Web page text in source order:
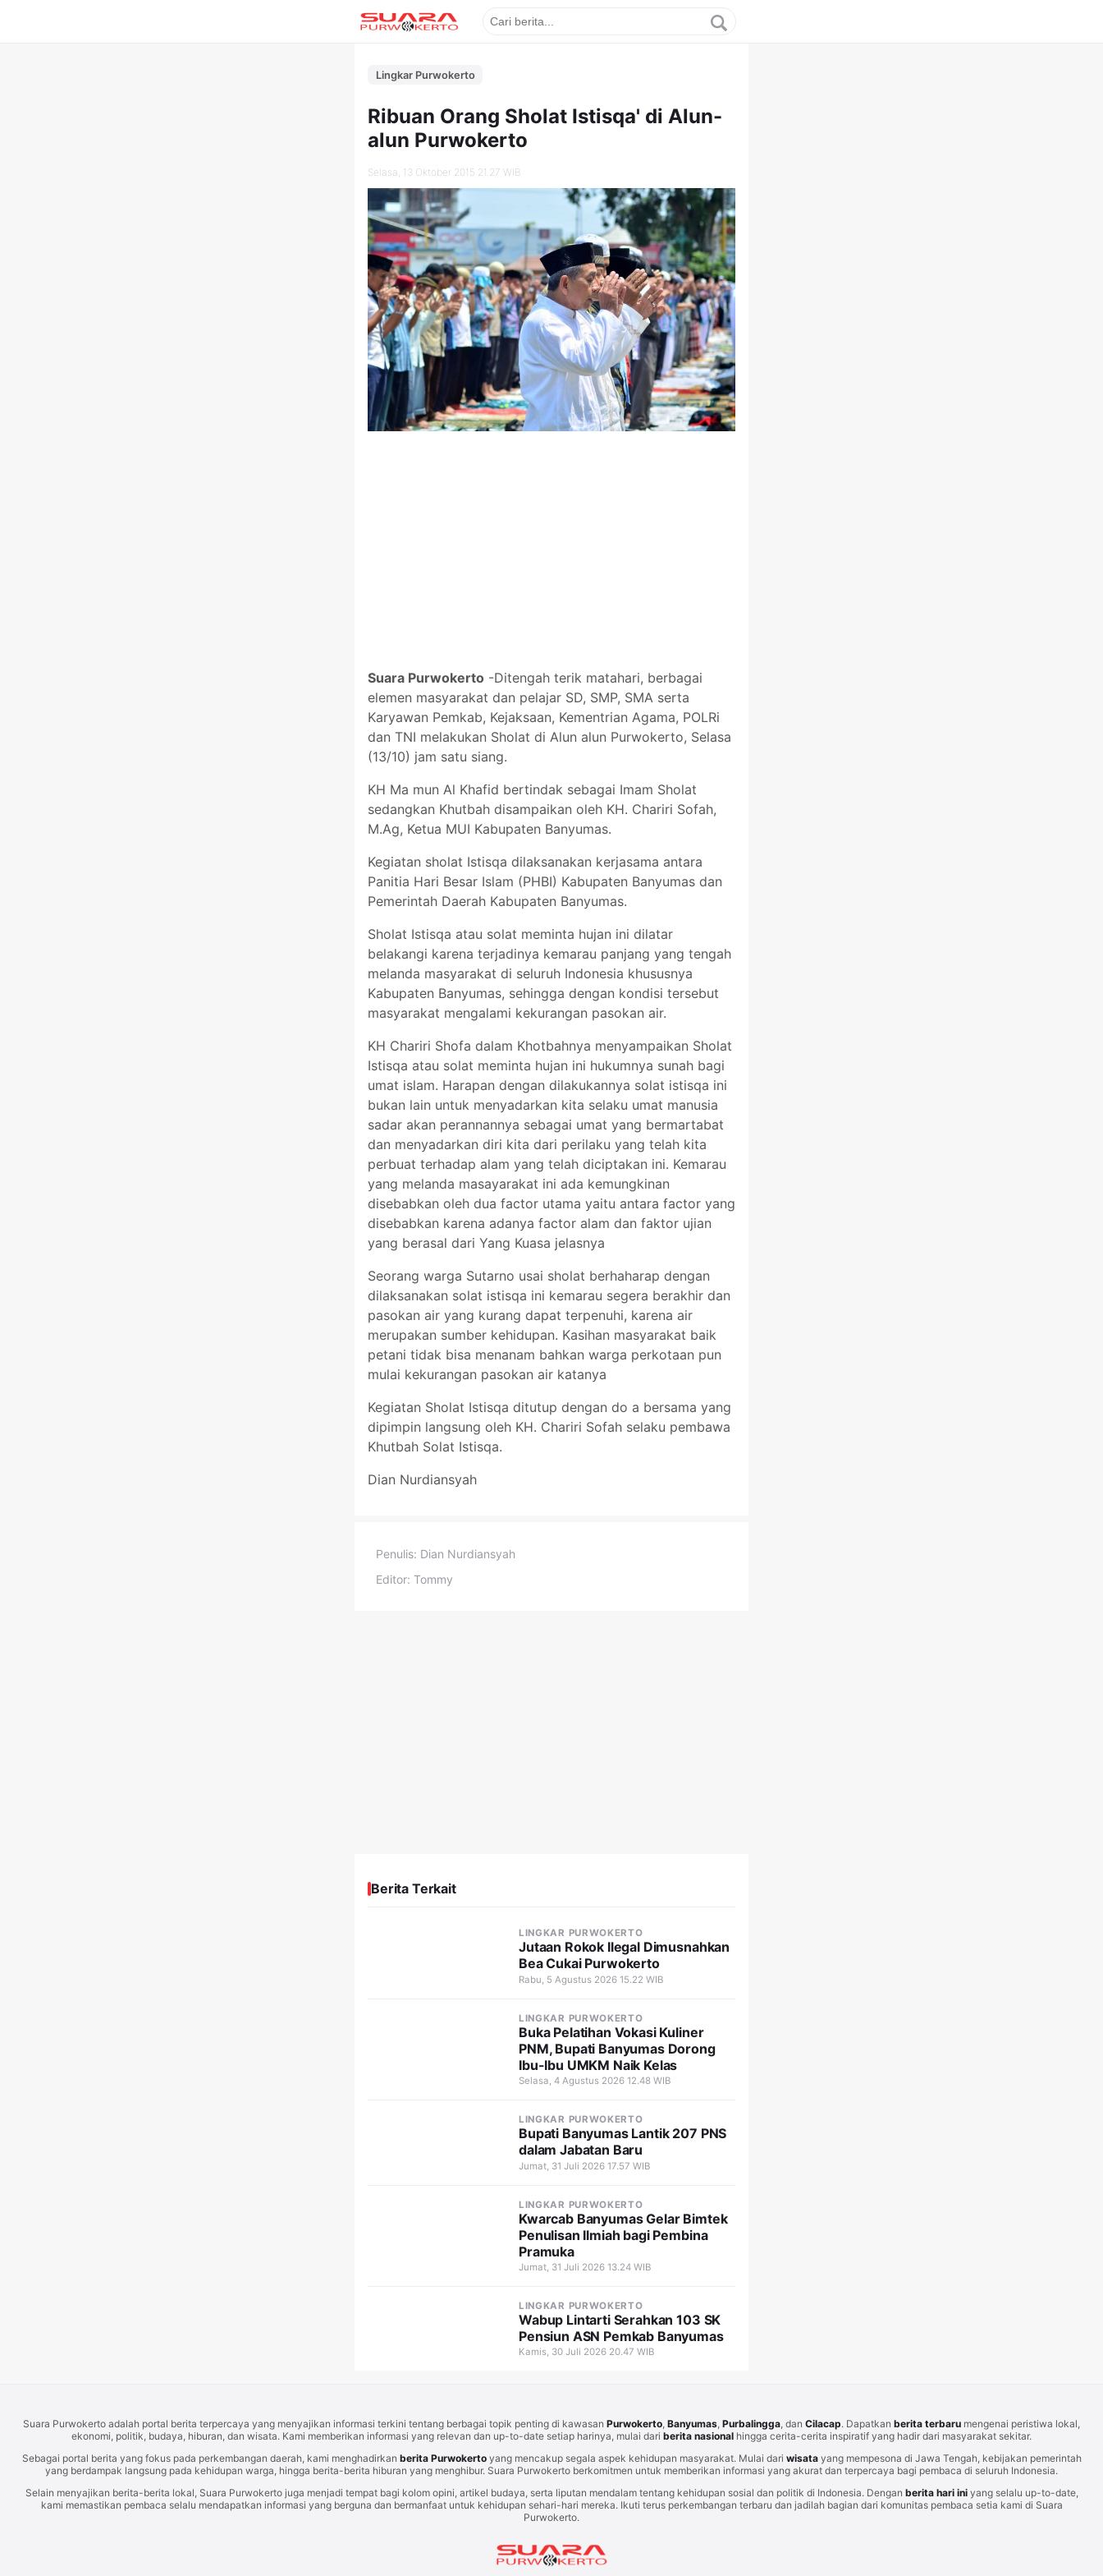
Lingkar Purwokerto
Ribuan Orang Sholat Istisqa' di Alun-
alun Purwokerto
Selasa, 13 Oktober 2015 21.27 WIB
Suara Purwokerto -Ditengah terik matahari, berbagai
elemen masyarakat dan pelajar SD, SMP, SMA serta
Karyawan Pemkab, Kejaksaan, Kementrian Agama, POLRi
dan TNI melakukan Sholat di Alun alun Purwokerto, Selasa
(13/10) jam satu siang.
KH Ma mun Al Khafid bertindak sebagai Imam Sholat
sedangkan Khutbah disampaikan oleh KH. Chariri Sofah,
M.Ag, Ketua MUI Kabupaten Banyumas.
Kegiatan sholat Istisqa dilaksanakan kerjasama antara
Panitia Hari Besar Islam (PHBI) Kabupaten Banyumas dan
Pemerintah Daerah Kabupaten Banyumas.
Sholat Istisqa atau solat meminta hujan ini dilatar
belakangi karena terjadinya kemarau panjang yang tengah
melanda masyarakat di seluruh Indonesia khususnya
Kabupaten Banyumas, sehingga dengan kondisi tersebut
masyarakat mengalami kekurangan pasokan air.
KH Chariri Shofa dalam Khotbahnya menyampaikan Sholat
Istisqa atau solat meminta hujan ini hukumnya sunah bagi
umat islam. Harapan dengan dilakukannya solat istisqa ini
bukan lain untuk menyadarkan kita selaku umat manusia
sadar akan perannannya sebagai umat yang bermartabat
dan menyadarkan diri kita dari perilaku yang telah kita
perbuat terhadap alam yang telah diciptakan ini. Kemarau
yang melanda masayarakat ini ada kemungkinan
disebabkan oleh dua factor utama yaitu antara factor yang
disebabkan karena adanya factor alam dan faktor ujian
yang berasal dari Yang Kuasa jelasnya
Seorang warga Sutarno usai sholat berhaharap dengan
dilaksanakan solat istisqa ini kemarau segera berakhir dan
pasokan air yang kurang dapat terpenuhi, karena air
merupakan sumber kehidupan. Kasihan masyarakat baik
petani tidak bisa menanam bahkan warga perkotaan pun
mulai kekurangan pasokan air katanya
Kegiatan Sholat Istisqa ditutup dengan do a bersama yang
dipimpin langsung oleh KH. Chariri Sofah selaku pembawa
Khutbah Solat Istisqa.
Dian Nurdiansyah
Penulis: Dian Nurdiansyah
Editor: Tommy
Berita Terkait
LINGKAR PURWOKERTO
Jutaan Rokok Ilegal Dimusnahkan
Bea Cukai Purwokerto
Rabu, 5 Agustus 2026 15.22 WIB
LINGKAR PURWOKERTO
Buka Pelatihan Vokasi Kuliner
PNM, Bupati Banyumas Dorong
Ibu-Ibu UMKM Naik Kelas
Selasa, 4 Agustus 2026 12.48 WIB
LINGKAR PURWOKERTO
Bupati Banyumas Lantik 207 PNS
dalam Jabatan Baru
Jumat, 31 Juli 2026 17.57 WIB
LINGKAR PURWOKERTO
Kwarcab Banyumas Gelar Bimtek
Penulisan Ilmiah bagi Pembina
Pramuka
Jumat, 31 Juli 2026 13.24 WIB
LINGKAR PURWOKERTO
Wabup Lintarti Serahkan 103 SK
Pensiun ASN Pemkab Banyumas
Kamis, 30 Juli 2026 20.47 WIB
Suara Purwokerto adalah portal berita terpercaya yang menyajikan informasi terkini tentang berbagai topik penting di kawasan Purwokerto, Banyumas, Purbalingga, dan Cilacap. Dapatkan berita terbaru mengenai peristiwa lokal,
ekonomi, politik, budaya, hiburan, dan wisata. Kami memberikan informasi yang relevan dan up-to-date setiap harinya, mulai dari berita nasional hingga cerita-cerita inspiratif yang hadir dari masyarakat sekitar.
Sebagai portal berita yang fokus pada perkembangan daerah, kami menghadirkan berita Purwokertoyang mencakup segala aspek kehidupan masyarakat. Mulai dari wisatayang mempesona di Jawa Tengah, kebijakan pemerintah
yang berdampak langsung pada kehidupan warga, hingga berita-berita hiburan yang menghibur. Suara Purwokerto berkomitmen untuk memberikan informasi yang akurat dan terpercaya bagi pembaca di seluruh Indonesia.
Selain menyajikan berita-berita lokal, Suara Purwokerto juga menjadi tempat bagi kolom opini, artikel budaya, serta liputan mendalam tentang kehidupan sosial dan politik di Indonesia. Dengan berita hari iniyang selalu up-to-date,
kami memastikan pembaca selalu mendapatkan informasi yang berguna dan bermanfaat untuk kehidupan sehari-hari mereka. Ikuti terus perkembangan terbaru dan jadilah bagian dari komunitas pembaca setia kami di Suara
Purwokerto.